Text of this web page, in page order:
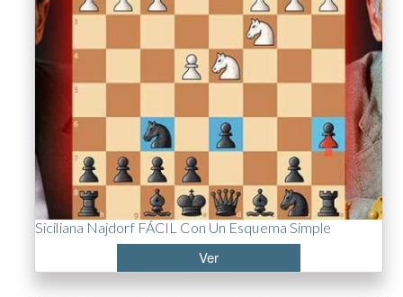
Siciliana Najdorf FÁCIL Con Un Esquema Simple
Ver